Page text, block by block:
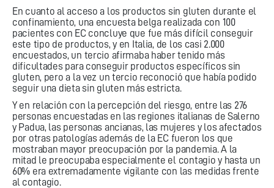
En cuanto al acceso a los productos sin gluten durante el
confinamiento, una encuesta belga realizada con 100
pacientes con EC concluye que fue más difícil conseguir
este tipo de productos, y en Italia, de los casi 2.000
encuestados, un tercio afirmaba haber tenido más
dificultades para conseguir productos específicos sin
gluten, pero a la vez un tercio reconoció que había podido
seguir una dieta sin gluten más estricta.
Y en relación con la percepción del riesgo, entre las 276
personas encuestadas en las regiones italianas de Salerno
y Padua, las personas ancianas, las mujeres y los afectados
por otras patologías además de la EC fueron los que
mostraban mayor preocupación por la pandemia. A la
mitad le preocupaba especialmente el contagio y hasta un
60% era extremadamente vigilante con las medidas frente
al contagio.